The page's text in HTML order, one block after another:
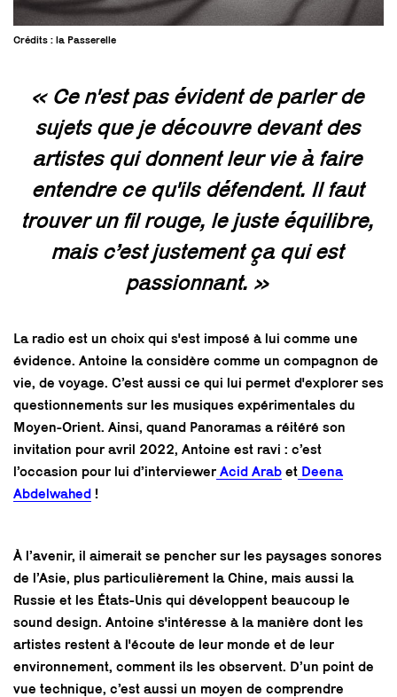
Crédits : la Passerelle
« Ce n'est pas évident de parler de
sujets que je découvre devant des
artistes qui donnent leur vie à faire
entendre ce qu'ils défendent. Il faut
trouver un fil rouge, le juste équilibre,
mais c’est justement ça qui est
passionnant. »
La radio est un choix qui s'est imposé à lui comme une
évidence. Antoine la considère comme un compagnon de
vie, de voyage. C’est aussi ce qui lui permet d'explorer ses
questionnements sur les musiques expérimentales du
Moyen-Orient. Ainsi, quand Panoramas a réitéré son
invitation pour avril 2022, Antoine est ravi : c’est
l’occasion pour lui d’interviewer Acid Arab et Deena
Abdelwahed !
À l’avenir, il aimerait se pencher sur les paysages sonores
de l’Asie, plus particulièrement la Chine, mais aussi la
Russie et les États-Unis qui développent beaucoup le
sound design. Antoine s'intéresse à la manière dont les
artistes restent à l'écoute de leur monde et de leur
environnement, comment ils les observent. D’un point de
vue technique, c’est aussi un moyen de comprendre